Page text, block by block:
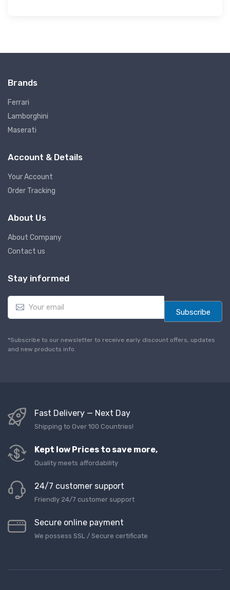
Brands
Ferrari
Lamborghini
Maserati
Account & Details
Your Account
Order Tracking
About Us
About Company
Contact us
Stay informed
E
a
l
*
Subscribe
*Subscribe to our newsletter to receive early discount offers, updates
and new products info.
Fast Delivery — Next Day
Shipping to Over 100 Countries!
Kept low Prices to save more,
Quality meets affordability
24/7 customer support
Friendly 24/7 customer support
Secure online payment
We possess SSL / Secure сertificate